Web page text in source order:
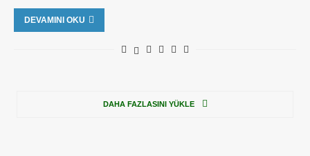
DEVAMINI OKU
DAHA FAZLASINI YÜKLE